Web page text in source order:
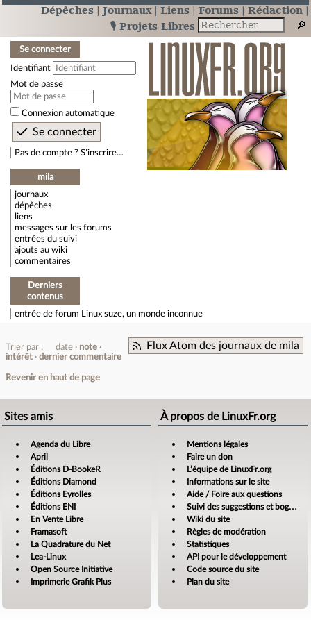
Dépêches Journaux Liens Forums
Rédaction
🎙️ Projets Libres
Se connecter
Identifiant
Mot de passe
Connexion automatique
Pas de compte ? S’inscrire…
mila
journaux
dépêches
liens
messages sur les forums
entrées du suivi
ajouts au wiki
commentaires
Derniers
contenus
entrée de forum Linux suze, un monde inconnue
Flux Atom des journaux de mila
Trier par : date
note
intérêt
dernier commentaire
Revenir en haut de page
Sites amis
Agenda du Libre
April
Éditions D-BookeR
Éditions Diamond
Éditions Eyrolles
Éditions ENI
En Vente Libre
Framasoft
La Quadrature du Net
Lea-Linux
Open Source Initiative
Imprimerie Grafik Plus
À propos de LinuxFr.org
Mentions légales
Faire un don
L’équipe de LinuxFr.org
Informations sur le site
Aide / Foire aux questions
Suivi des suggestions et bogues
Wiki du site
Règles de modération
Statistiques
API pour le développement
Code source du site
Plan du site